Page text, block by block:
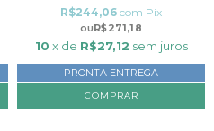
R$271,18
R$244,06 com Pix
10 x de R$27,12 sem juros
PRONTA ENTREGA